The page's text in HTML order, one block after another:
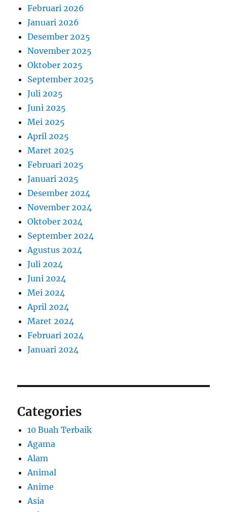
Februari 2026
Januari 2026
Desember 2025
November 2025
Oktober 2025
September 2025
Juli 2025
Juni 2025
Mei 2025
April 2025
Maret 2025
Februari 2025
Januari 2025
Desember 2024
November 2024
Oktober 2024
September 2024
Agustus 2024
Juli 2024
Juni 2024
Mei 2024
April 2024
Maret 2024
Februari 2024
Januari 2024
Categories
10 Buah Terbaik
Agama
Alam
Animal
Anime
Asia